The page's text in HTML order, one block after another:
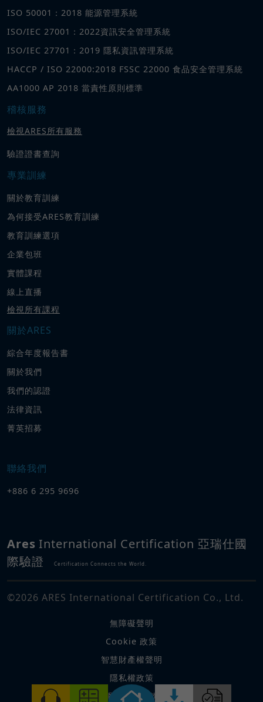
ISO 50001：2018 能源管理系統
ISO/IEC 27001：2022資訊安全管理系統
ISO/IEC 27701：2019 隱私資訊管理系統
HACCP / ISO 22000:2018 FSSC 22000 食品安全管理系統
AA1000 AP 2018 當責性原則標準
稽核服務
檢視ARES所有服務
驗證證書查詢
專業訓練
關於教育訓練
為何接受ARES教育訓練
教育訓練選項
企業包班
實體課程
線上直播
檢視所有課程
關於ARES
綜合年度報告書
關於我們
我們的認證
法律資訊
菁英招募
聯絡我們
+886 6 295 9696
Ares International Certification 亞瑞仕國
際驗證
Certification Connects the World.
©2026 ARES International Certification Co., Ltd.
無障礙聲明
Cookie 政策
智慧財產權聲明
隱私權政策
網站使用條款